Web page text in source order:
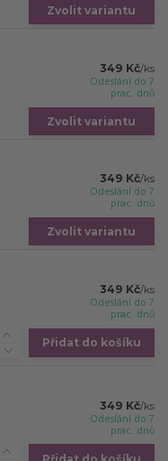
Zvolit variantu
349 Kč/ks
Odeslání do 7
prac. dnů
Zvolit variantu
349 Kč/ks
Odeslání do 7
prac. dnů
Zvolit variantu
349 Kč/ks
Odeslání do 7
prac. dnů
Přidat do košíku
349 Kč/ks
Odeslání do 7
prac. dnů